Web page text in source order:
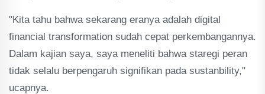
"Kita tahu bahwa sekarang eranya adalah digital
financial transformation sudah cepat perkembangannya.
Dalam kajian saya, saya meneliti bahwa staregi peran
tidak selalu berpengaruh signifikan pada sustanbility,"
ucapnya.